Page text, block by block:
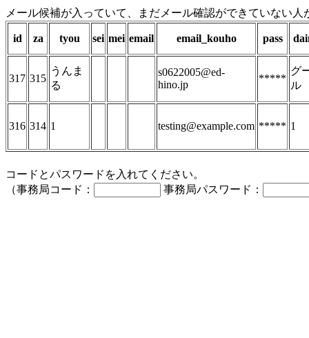
メール候補が入っていて、まだメール確認ができていない人
id za tyou sei mei email email_kouho pass
317 315
うんま
る
s0622005@ed-
hino.jp
*****
グ
ル
316 314 1 testing@example.com ***** 1
コードとパスワードを入れてください。
（事務局コード：
事務局パスワード：